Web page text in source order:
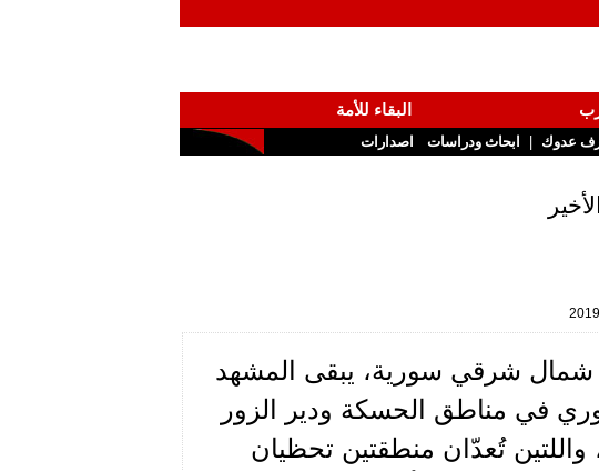
البقاء للأمة
عدوك | ابحاث ودراسات اصدارات
شمال شرقي سورية، يبقى المشهد
في مناطق الحسكة ودير الزور
تُعدّان منطقتين تحظيان